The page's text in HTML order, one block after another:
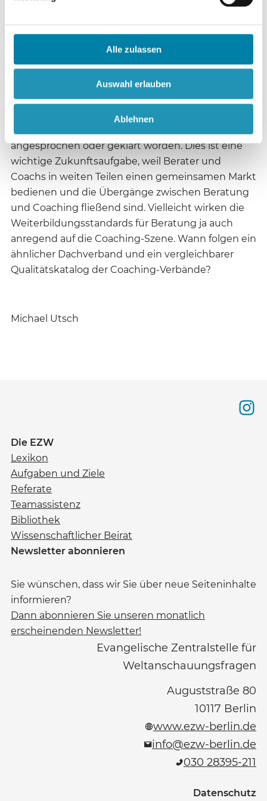
Alle zulassen
Auswahl erlauben
Ablehnen
einsetzen, die Rahmenbedingungen klären und
zur Reflexion der eigenen Beratungspraxis
ermutigen. Damit liegen jetzt hilfreiche und klar
strukturierte Standards an Qualitätskriterien vor,
die mehr Licht in den undurchsichtigen
Beratungsmarkt bringen.
Leider ist das Verhältnis zu den zahlenreichen
Coaching-Anbietern (vgl. MD 12/2005, 471f) nicht
angesprochen oder geklärt worden. Dies ist eine
wichtige Zukunftsaufgabe, weil Berater und
Coachs in weiten Teilen einen gemeinsamen Markt
bedienen und die Übergänge zwischen Beratung
und Coaching fließend sind. Vielleicht wirken die
Weiterbildungsstandards für Beratung ja auch
anregend auf die Coaching-Szene. Wann folgen ein
ähnlicher Dachverband und ein vergleichbarer
Qualitätskatalog der Coaching-Verbände?
Michael Utsch
Die EZW
Lexikon
Aufgaben und Ziele
Referate
Teamassistenz
Bibliothek
Wissenschaftlicher Beirat
Newsletter abonnieren
Sie wünschen, dass wir Sie über neue Seiteninhalte
informieren?
Dann abonnieren Sie unseren monatlich
erscheinenden Newsletter!
Evangelische Zentralstelle für
Weltanschauungsfragen
Auguststraße 80
10117 Berlin
www.ezw-berlin.de
info@ezw-berlin.de
030 28395-211
Datenschutz